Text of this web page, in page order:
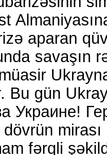
aparan
savaşın
Bu gün
Украине!
fərqli